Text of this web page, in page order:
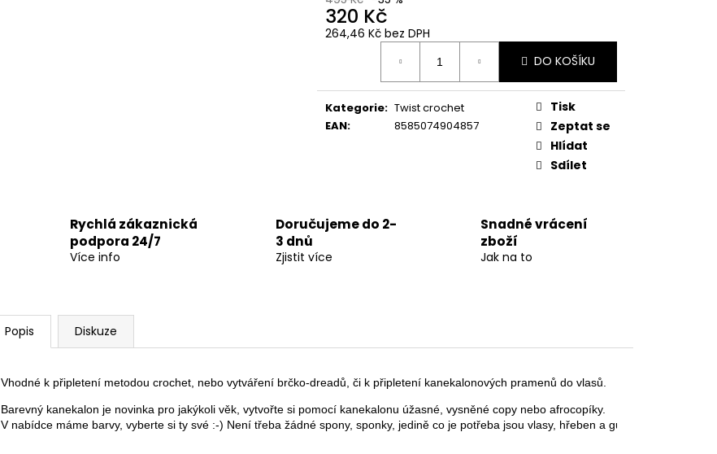
320 Kč
264,46 Kč bez DPH
DO KOŠÍKU
Kategorie: Twist crochet
EAN: 8585074904857
Tisk
Zeptat se
Hlídat
Sdílet
Rychlá zákaznická
podpora 24/7
Více info
Doručujeme do 2-
3 dnů
Zjistit více
Snadné vrácení
zboží
Jak na to
Popis Diskuze
Vhodné k připletení metodou crochet, nebo vytváření brčko-dreadů, či k připletení kanekalonových pramenů do vlasů.
Barevný kanekalon je novinka pro jakýkoli věk, vytvořte si pomocí kanekalonu úžasné, vysněné copy nebo afrocopíky.
V nabídce máme barvy, vyberte si ty své :-) Není třeba žádné spony, sponky, jedině co je potřeba jsou vlasy, hřeben a gumička na závěr :-)